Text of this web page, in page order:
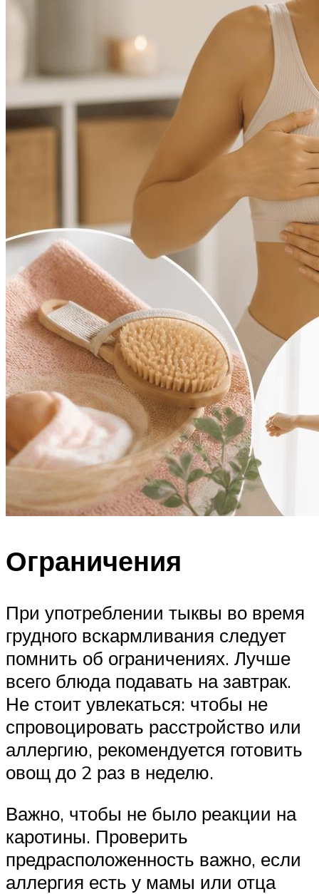
Ограничения
При употреблении тыквы во время
грудного вскармливания следует
помнить об ограничениях. Лучше
всего блюда подавать на завтрак.
Не стоит увлекаться: чтобы не
спровоцировать расстройство или
аллергию, рекомендуется готовить
овощ до 2 раз в неделю.
Важно, чтобы не было реакции на
каротины. Проверить
предрасположенность важно, если
аллергия есть у мамы или отца